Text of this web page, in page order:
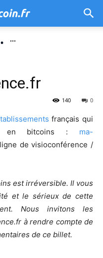
...
0
140
français qui
en bitcoins : ma-
de visioconférence /
est irréversible. Il vous
et le sérieux de cette
Nous invitons les
à rendre compte de
de ce billet.